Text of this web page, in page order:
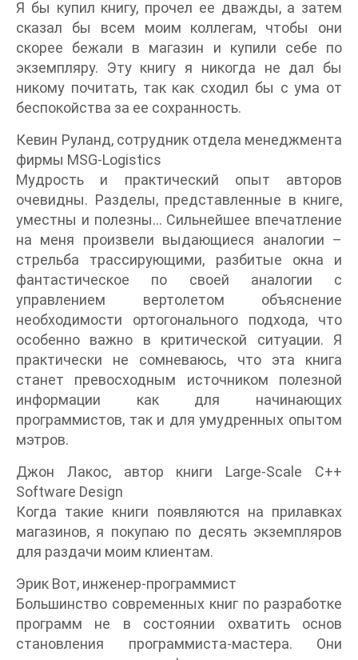
Я бы купил книгу, прочел ее дважды, а затем
сказал бы всем моим коллегам, чтобы они
скорее бежали в магазин и купили себе по
экземпляру. Эту книгу я никогда не дал бы
никому почитать, так как сходил бы с ума от
беспокойства за ее сохранность.
Кевин Руланд, сотрудник отдела менеджмента
фирмы MSG-Logistics
Мудрость и практический опыт авторов
очевидны. Разделы, представленные в книге,
уместны и полезны… Сильнейшее впечатление
на меня произвели выдающиеся аналогии –
стрельба трассирующими, разбитые окна и
фантастическое по своей аналогии с
управлением вертолетом объяснение
необходимости ортогонального подхода, что
особенно важно в критической ситуации. Я
практически не сомневаюсь, что эта книга
станет превосходным источником полезной
информации как для начинающих
программистов, так и для умудренных опытом
мэтров.
Джон Лакос, автор книги Large-Scale С++
Software Design
Когда такие книги появляются на прилавках
магазинов, я покупаю по десять экземпляров
для раздачи моим клиентам.
Эрик Вот, инженер-программист
Большинство современных книг по разработке
программ не в состоянии охватить основ
становления программиста-мастера. Они